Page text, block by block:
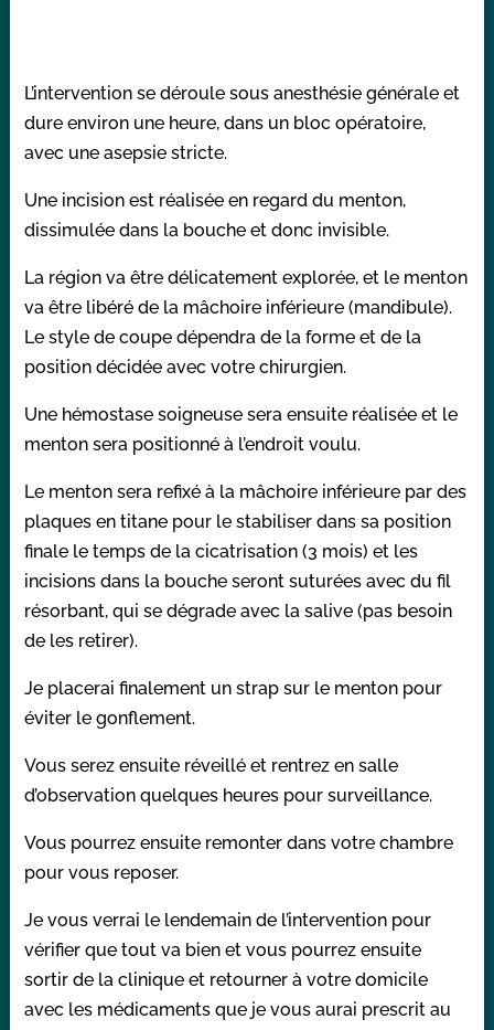
L’intervention se déroule sous anesthésie générale et
dure environ une heure, dans un bloc opératoire,
avec une asepsie stricte.
Une incision est réalisée en regard du menton,
dissimulée dans la bouche et donc invisible.
La région va être délicatement explorée, et le menton
va être libéré de la mâchoire inférieure (mandibule).
Le style de coupe dépendra de la forme et de la
position décidée avec votre chirurgien.
Une hémostase soigneuse sera ensuite réalisée et le
menton sera positionné à l’endroit voulu.
Le menton sera refixé à la mâchoire inférieure par des
plaques en titane pour le stabiliser dans sa position
finale le temps de la cicatrisation (3 mois) et les
incisions dans la bouche seront suturées avec du fil
résorbant, qui se dégrade avec la salive (pas besoin
de les retirer).
Je placerai finalement un strap sur le menton pour
éviter le gonflement.
Vous serez ensuite réveillé et rentrez en salle
d’observation quelques heures pour surveillance.
Vous pourrez ensuite remonter dans votre chambre
pour vous reposer.
Je vous verrai le lendemain de l’intervention pour
vérifier que tout va bien et vous pourrez ensuite
sortir de la clinique et retourner à votre domicile
avec les médicaments que je vous aurai prescrit au